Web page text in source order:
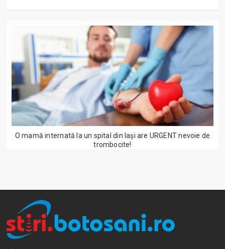
O mamă internată la un spital din Iași are URGENT nevoie de
trombocite!